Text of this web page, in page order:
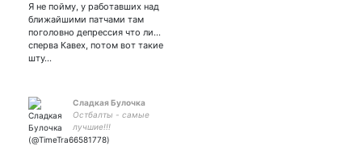
Я не пойму, у работавших над
ближайшими патчами там
поголовно депрессия что ли...
сперва Кавех, потом вот такие
шту…
Сладкая Булочка
Остбалты - самые
лучшие!!!